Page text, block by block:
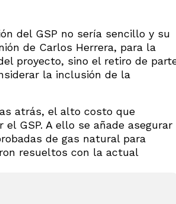
del GSP no sería sencillo y su
de Carlos Herrera, para la
proyecto, sino el retiro de
la inclusión de la
atrás, el alto costo que
GSP. A ello se añade asegurar
de gas natural para
resueltos con la actual